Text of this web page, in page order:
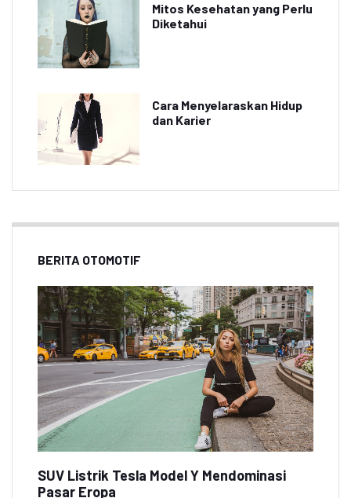
Mitos Kesehatan yang Perlu
Diketahui
Cara Menyelaraskan Hidup
dan Karier
BERITA OTOMOTIF
SUV Listrik Tesla Model Y Mendominasi
Pasar Eropa